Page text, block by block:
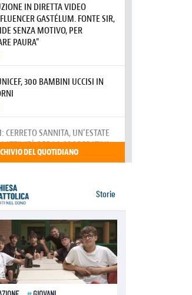
Fra Marco Vianelli: alla scuola di
san Francesco per imparare il
Vangelo della pace
06.08.2026
Hiroshima, ad 81 anni dalla bomba
mondiale
06.08.2026
Il Papa con i giovani ad Assisi:
costruire la civiltà dell'amore non
Hiroshima e Nagasaki, 81 anni
dopo. Al via i "dieci giorni di
preghiera per la pace"